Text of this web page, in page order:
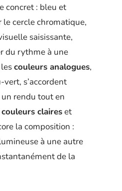
concret : bleu et
le cercle chromatique,
saisissante,
du rythme à une
couleurs analogues,
s’accordent
rendu tout en
couleurs claireset
la composition :
à une autre
de la